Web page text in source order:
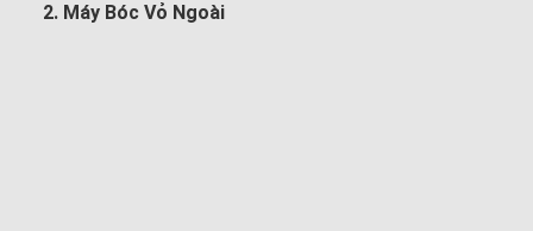
2. Máy Bóc Vỏ Ngoài